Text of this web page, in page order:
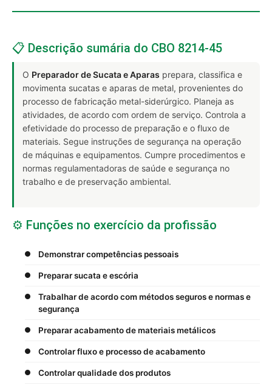
📋 Descrição sumária do CBO 8214-45
O Preparador de Sucata e Aparas prepara, classifica e
movimenta sucatas e aparas de metal, provenientes do
processo de fabricação metal-siderúrgico. Planeja as
atividades, de acordo com ordem de serviço. Controla a
efetividade do processo de preparação e o fluxo de
materiais. Segue instruções de segurança na operação
de máquinas e equipamentos. Cumpre procedimentos e
normas regulamentadoras de saúde e segurança no
trabalho e de preservação ambiental.
⚙️ Funções no exercício da profissão
Demonstrar competências pessoais
Preparar sucata e escória
Trabalhar de acordo com métodos seguros e normas e
segurança
Preparar acabamento de materiais metálicos
Controlar fluxo e processo de acabamento
Controlar qualidade dos produtos